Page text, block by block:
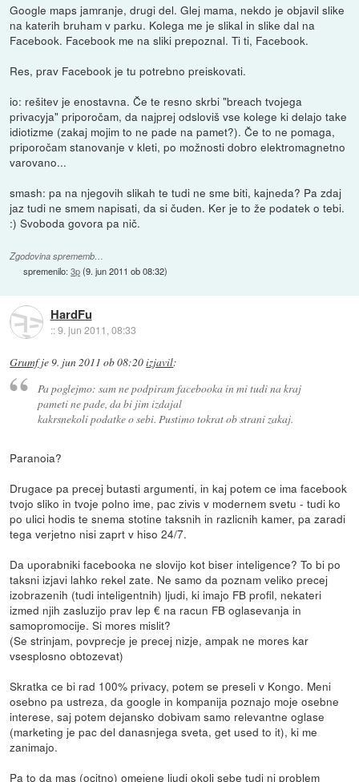
Google maps jamranje, drugi del. Glej mama, nekdo je objavil slike
na katerih bruham v parku. Kolega me je slikal in slike dal na
Facebook. Facebook me na sliki prepoznal. Ti ti, Facebook.
Res, prav Facebook je tu potrebno preiskovati.
io: rešitev je enostavna. Če te resno skrbi "breach tvojega
privacyja" priporočam, da najprej odsloviš vse kolege ki delajo take
idiotizme (zakaj mojim to ne pade na pamet?). Če to ne pomaga,
priporočam stanovanje v kleti, po možnosti dobro elektromagnetno
varovano...
smash: pa na njegovih slikah te tudi ne sme biti, kajneda? Pa zdaj
jaz tudi ne smem napisati, da si čuden. Ker je to že podatek o tebi.
:) Svoboda govora pa nič.
Zgodovina sprememb…
spremenilo:3p(9. jun 2011 ob 08:32)
HardFu
::9. jun 2011, 08:33
Grumfje9. jun 2011 ob 08:20izjavil:
Pa poglejmo: sam ne podpiram facebooka in mi tudi na kraj
pameti ne pade, da bi jim izdajal
kakrsnekoli podatke o sebi. Pustimo tokrat ob strani zakaj.
Paranoia?
Drugace pa precej butasti argumenti, in kaj potem ce ima facebook
tvojo sliko in tvoje polno ime, pac zivis v modernem svetu - tudi ko
po ulici hodis te snema stotine taksnih in razlicnih kamer, pa zaradi
tega verjetno nisi zaprt v hiso 24/7.
Da uporabniki facebooka ne slovijo kot biser inteligence? To bi po
taksni izjavi lahko rekel zate. Ne samo da poznam veliko precej
izobrazenih (tudi inteligentnih) ljudi, ki imajo FB profil, nekateri
izmed njih zasluzijo prav lep € na racun FB oglasevanja in
samopromocije. Si mores mislit?
(Se strinjam, povprecje je precej nizje, ampak ne mores kar
vsesplosno obtozevat)
Skratka ce bi rad 100% privacy, potem se preseli v Kongo. Meni
osebno pa ustreza, da google in kompanija poznajo moje osebne
interese, saj potem dejansko dobivam samo relevantne oglase
(marketing je pac del danasnjega sveta, get used to it), ki me
zanimajo.
Pa to da mas (ocitno) omejene ljudi okoli sebe tudi ni problem